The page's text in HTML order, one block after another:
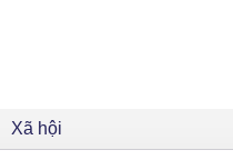
Xã hội